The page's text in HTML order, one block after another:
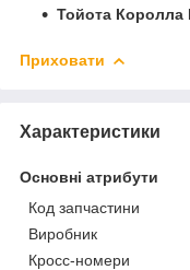
Тойота Королла
Приховати
Характеристики
Основні атрибути
Код запчастини
Виробник
Кросс-номери